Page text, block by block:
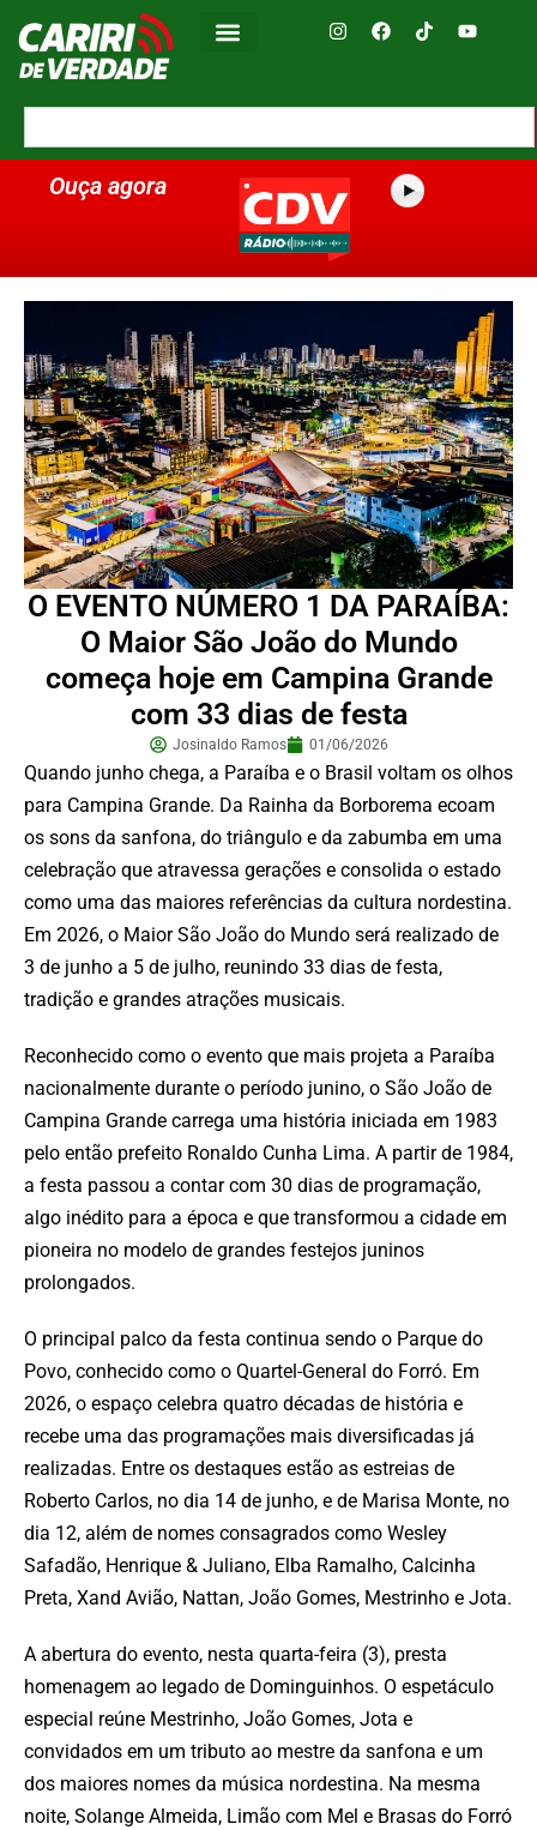
Ouça agora
O EVENTO NÚMERO 1 DA PARAÍBA:
O Maior São João do Mundo
começa hoje em Campina Grande
com 33 dias de festa
Josinaldo Ramos 01/06/2026
Quando junho chega, a Paraíba e o Brasil voltam os olhos
para Campina Grande. Da Rainha da Borborema ecoam
os sons da sanfona, do triângulo e da zabumba em uma
celebração que atravessa gerações e consolida o estado
como uma das maiores referências da cultura nordestina.
Em 2026, o Maior São João do Mundo será realizado de
3 de junho a 5 de julho, reunindo 33 dias de festa,
tradição e grandes atrações musicais.
Reconhecido como o evento que mais projeta a Paraíba
nacionalmente durante o período junino, o São João de
Campina Grande carrega uma história iniciada em 1983
pelo então prefeito Ronaldo Cunha Lima. A partir de 1984,
a festa passou a contar com 30 dias de programação,
algo inédito para a época e que transformou a cidade em
pioneira no modelo de grandes festejos juninos
prolongados.
O principal palco da festa continua sendo o Parque do
Povo, conhecido como o Quartel-General do Forró. Em
2026, o espaço celebra quatro décadas de história e
recebe uma das programações mais diversificadas já
realizadas. Entre os destaques estão as estreias de
Roberto Carlos, no dia 14 de junho, e de Marisa Monte, no
dia 12, além de nomes consagrados como Wesley
Safadão, Henrique & Juliano, Elba Ramalho, Calcinha
Preta, Xand Avião, Nattan, João Gomes, Mestrinho e Jota.
A abertura do evento, nesta quarta-feira (3), presta
homenagem ao legado de Dominguinhos. O espetáculo
especial reúne Mestrinho, João Gomes, Jota e
convidados em um tributo ao mestre da sanfona e um
dos maiores nomes da música nordestina. Na mesma
noite, Solange Almeida, Limão com Mel e Brasas do Forró